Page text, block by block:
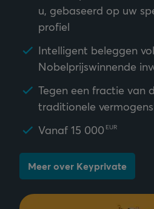
u, gebaseerd op uw
profiel
Intelligent beleggen
Nobelprijswinnende
Tegen een fractie van
traditionele
Vanaf 15 000 EUR
Meer over Keyprivate